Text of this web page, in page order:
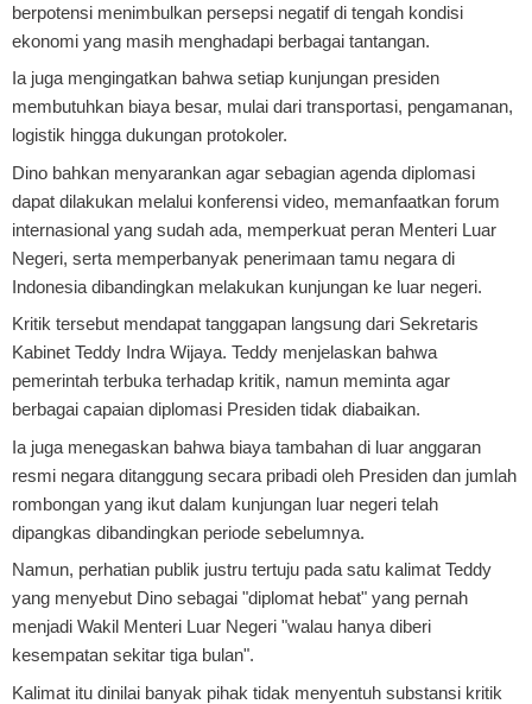
berpotensi menimbulkan persepsi negatif di tengah kondisi
ekonomi yang masih menghadapi berbagai tantangan.
Ia juga mengingatkan bahwa setiap kunjungan presiden
membutuhkan biaya besar, mulai dari transportasi, pengamanan,
logistik hingga dukungan protokoler.
Dino bahkan menyarankan agar sebagian agenda diplomasi
dapat dilakukan melalui konferensi video, memanfaatkan forum
internasional yang sudah ada, memperkuat peran Menteri Luar
Negeri, serta memperbanyak penerimaan tamu negara di
Indonesia dibandingkan melakukan kunjungan ke luar negeri.
Kritik tersebut mendapat tanggapan langsung dari Sekretaris
Kabinet Teddy Indra Wijaya. Teddy menjelaskan bahwa
pemerintah terbuka terhadap kritik, namun meminta agar
berbagai capaian diplomasi Presiden tidak diabaikan.
Ia juga menegaskan bahwa biaya tambahan di luar anggaran
resmi negara ditanggung secara pribadi oleh Presiden dan jumlah
rombongan yang ikut dalam kunjungan luar negeri telah
dipangkas dibandingkan periode sebelumnya.
Namun, perhatian publik justru tertuju pada satu kalimat Teddy
yang menyebut Dino sebagai "diplomat hebat" yang pernah
menjadi Wakil Menteri Luar Negeri "walau hanya diberi
kesempatan sekitar tiga bulan".
Kalimat itu dinilai banyak pihak tidak menyentuh substansi kritik